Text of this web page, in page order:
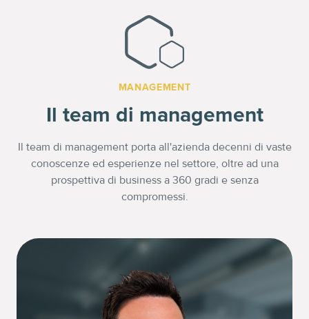
MANAGEMENT
Il team di management
Il team di management porta all'azienda decenni di vaste
conoscenze ed esperienze nel settore, oltre ad una
prospettiva di business a 360 gradi e senza
compromessi.